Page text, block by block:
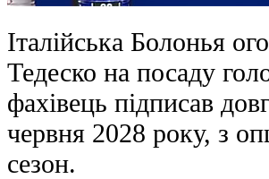
Італійська Болонья
Тедеско на посаду
фахівець підписав
червня 2028 року, з
сезон.